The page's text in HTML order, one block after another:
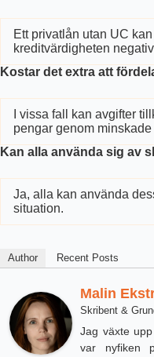
Ett privatlån utan UC
kreditvärdigheten
Kostar det extra att
I vissa fall kan avgifter
pengar genom
Kan alla använda sig av
Ja, alla kan använda
situation.
Author Recent Posts
Malin
Skribent &
Jag växte
var nyfiken